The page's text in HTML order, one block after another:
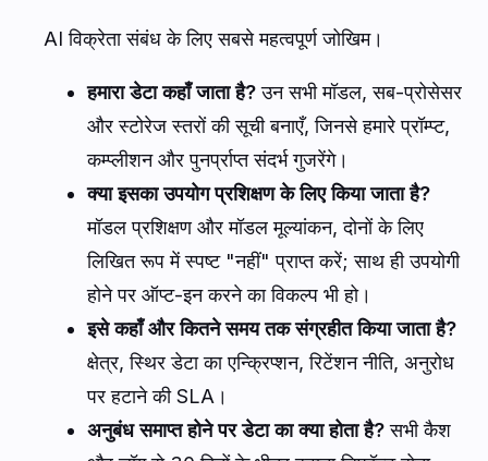
AI विक्रेता संबंध के लिए सबसे महत्वपूर्ण जोखिम।
हमारा डेटा कहाँ जाता है?उन सभी मॉडल, सब-प्रोसेसर
और स्टोरेज स्तरों की सूची बनाएँ, जिनसे हमारे प्रॉम्प्ट,
कम्प्लीशन और पुनर्प्राप्त संदर्भ गुजरेंगे।
क्या इसका उपयोग प्रशिक्षण के लिए किया जाता है?
मॉडल प्रशिक्षण और मॉडल मूल्यांकन, दोनों के लिए
लिखित रूप में स्पष्ट "नहीं" प्राप्त करें; साथ ही उपयोगी
होने पर ऑप्ट-इन करने का विकल्प भी हो।
इसे कहाँ और कितने समय तक संग्रहीत किया जाता है?
क्षेत्र, स्थिर डेटा का एन्क्रिप्शन, रिटेंशन नीति, अनुरोध
पर हटाने की SLA।
अनुबंध समाप्त होने पर डेटा का क्या होता है?सभी कैश